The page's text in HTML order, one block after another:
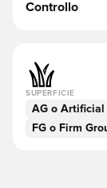
Controllo
SUPERFICIE
AG o Artificial
FG o Firm